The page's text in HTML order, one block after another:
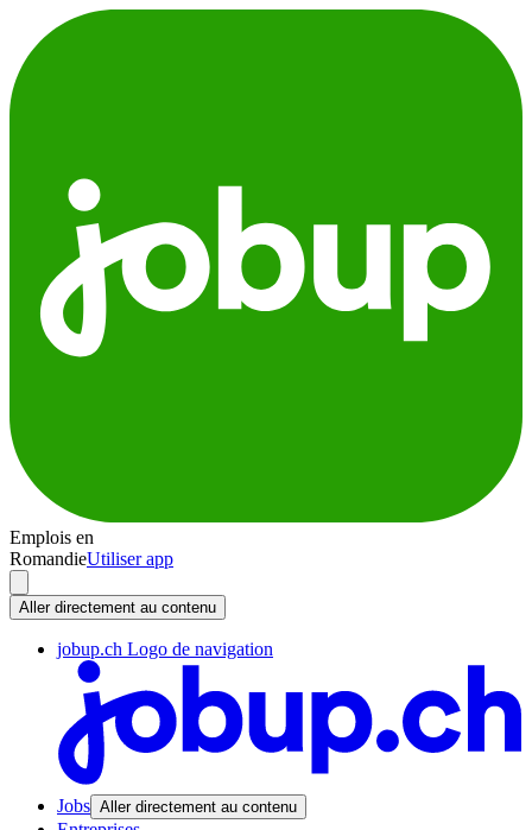
Emplois en
RomandieUtiliser app
Aller directement au contenu
jobup.ch Logo de navigation
Jobs Aller directement au contenu